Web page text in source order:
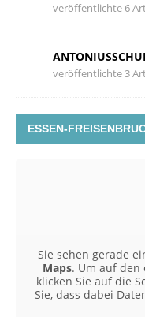
veröffentlichte 6
veröffentlichte 3
ESSEN-
Sie sehen gerade
Maps. Um auf den
klicken Sie auf die
Sie, dass dabei